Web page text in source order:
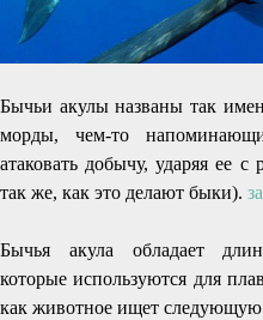
Бычьи акулы названы так
морды, чем-то
атаковать добычу, ударяя ее с
так же, как это делают быки).
Бычья акула обладает
которые используются для
как животное ищет следующую